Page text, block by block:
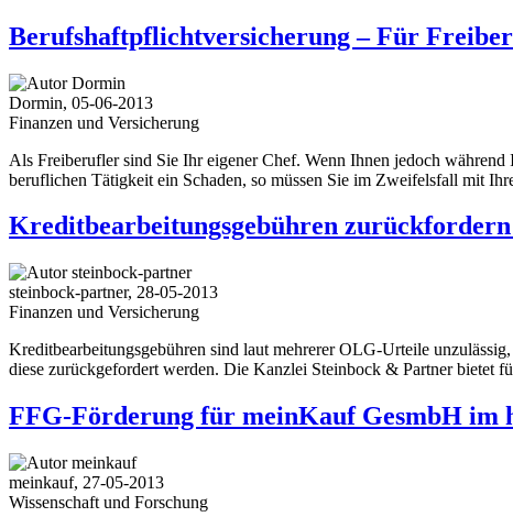
Berufshaftpflichtversicherung – Für
Dormin, 05-06-2013
Finanzen und Versicherung
Als Freiberufler sind Sie Ihr eigener Chef. Wenn Ihnen jedoch
beruflichen Tätigkeit ein Schaden, so müssen Sie im Zweifelsfall mit
Kreditbearbeitungsgebühren
steinbock-partner, 28-05-2013
Finanzen und Versicherung
Kreditbearbeitungsgebühren sind laut mehrerer OLG-Urteile
diese zurückgefordert werden. Die Kanzlei Steinbock & Partner bietet
FFG-Förderung für meinKauf GesmbH im
meinkauf, 27-05-2013
Wissenschaft und Forschung